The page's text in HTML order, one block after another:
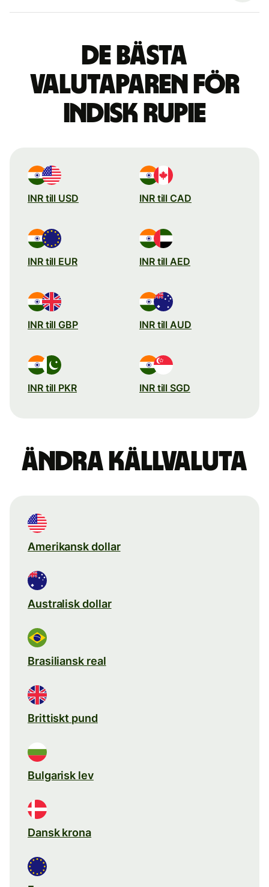
De bästa
valutaparen för
indisk rupie
INR till USD INR till CAD
INR till EUR INR till AED
INR till GBP INR till AUD
INR till PKR INR till SGD
Ändra källvaluta
Amerikansk dollar
Australisk dollar
Brasiliansk real
Brittiskt pund
Bulgarisk lev
Dansk krona